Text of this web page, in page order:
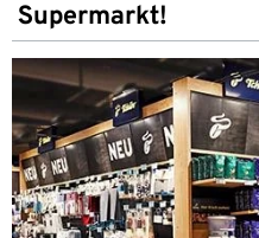
Supermarkt!